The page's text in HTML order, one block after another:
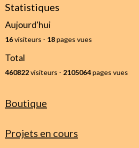
Statistiques
Aujourd'hui
16visiteurs - 18pages vues
Total
460822visiteurs - 2105064pages vues
Boutique
Projets en cours